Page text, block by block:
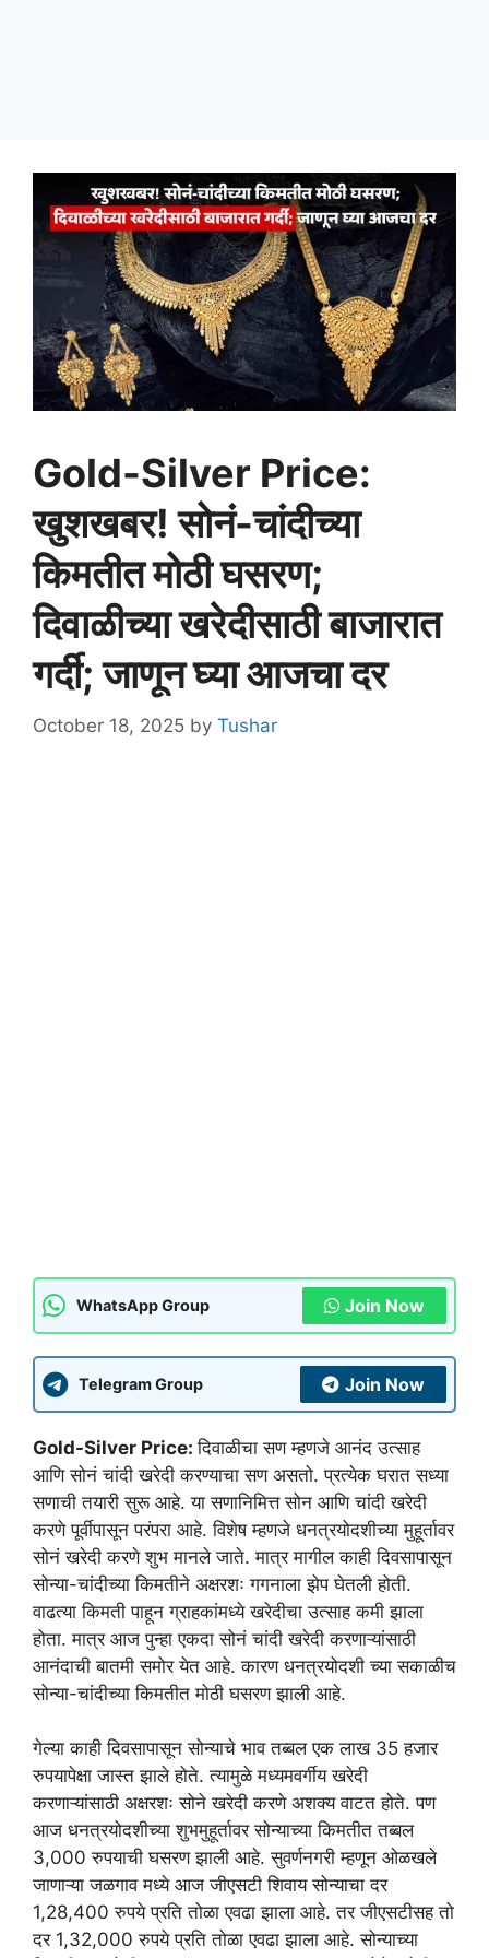
Gold-Silver Price:
खुशखबर! सोनं-चांदीच्या
किमतीत मोठी घसरण;
दिवाळीच्या खरेदीसाठी बाजारात
गर्दी; जाणून घ्या आजचा दर
October 18, 2025 by Tushar
WhatsApp Group Join Now
Telegram Group Join Now
Gold-Silver Price:दिवाळीचा सण म्हणजे आनंद उत्साह
आणि सोनं चांदी खरेदी करण्याचा सण असतो. प्रत्येक घरात सध्या
सणाची तयारी सुरू आहे. या सणानिमित्त सोन आणि चांदी खरेदी
करणे पूर्वीपासून परंपरा आहे. विशेष म्हणजे धनत्रयोदशीच्या मुहूर्तावर
सोनं खरेदी करणे शुभ मानले जाते. मात्र मागील काही दिवसापासून
सोन्या-चांदीच्या किमतीने अक्षरशः गगनाला झेप घेतली होती.
वाढत्या किमती पाहून ग्राहकांमध्ये खरेदीचा उत्साह कमी झाला
होता. मात्र आज पुन्हा एकदा सोनं चांदी खरेदी करणाऱ्यांसाठी
आनंदाची बातमी समोर येत आहे. कारण धनत्रयोदशी च्या सकाळीच
सोन्या-चांदीच्या किमतीत मोठी घसरण झाली आहे.
गेल्या काही दिवसापासून सोन्याचे भाव तब्बल एक लाख 35 हजार
रुपयापेक्षा जास्त झाले होते. त्यामुळे मध्यमवर्गीय खरेदी
करणाऱ्यांसाठी अक्षरशः सोने खरेदी करणे अशक्य वाटत होते. पण
आज धनत्रयोदशीच्या शुभमुहूर्तावर सोन्याच्या किमतीत तब्बल
3,000 रुपयाची घसरण झाली आहे. सुवर्णनगरी म्हणून ओळखले
जाणाऱ्या जळगाव मध्ये आज जीएसटी शिवाय सोन्याचा दर
1,28,400 रुपये प्रति तोळा एवढा झाला आहे. तर जीएसटीसह तो
दर 1,32,000 रुपये प्रति तोळा एवढा झाला आहे. सोन्याच्या